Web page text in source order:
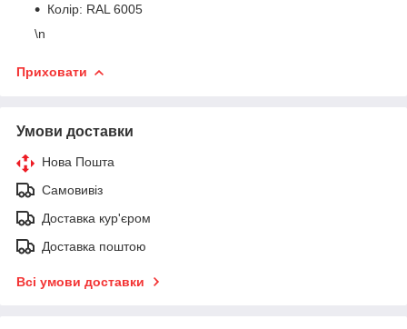
Колір: RAL 6005
\n
Приховати
Умови доставки
Нова Пошта
Самовивіз
Доставка кур'єром
Доставка поштою
Всі умови доставки